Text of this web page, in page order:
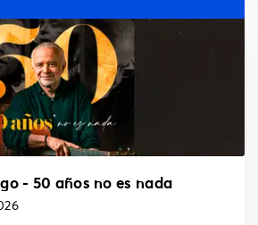
- 50 años no es nada